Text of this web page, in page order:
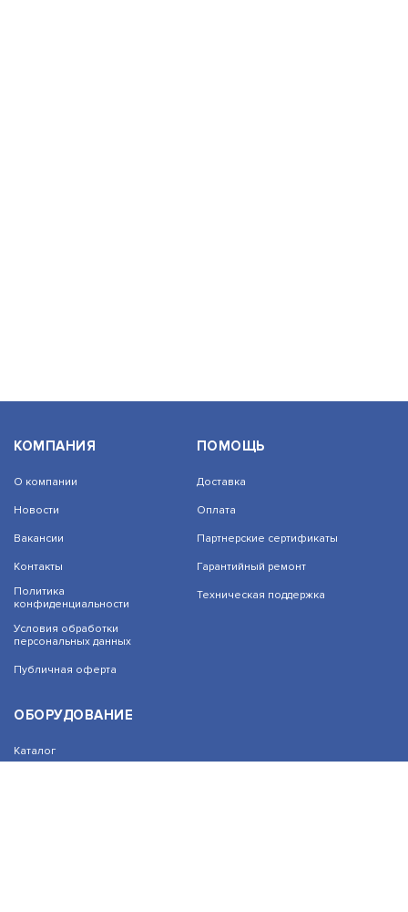
На нашем сайте используются cookie–файлы,
в том числе сервисов веб–аналитики.
обработку персональных данных при помощи
персональных данных вы можете узнать в
КОМПАНИЯ
О компании
Новости
Вакансии
Контакты
Политика
конфиденциальности
Условия обработки
персональных данных
Публичная оферта
ПОМОЩЬ
Доставка
Оплата
Партнерские сертификаты
Гарантийный ремонт
Техническая поддержка
ОБОРУДОВАНИЕ
Каталог